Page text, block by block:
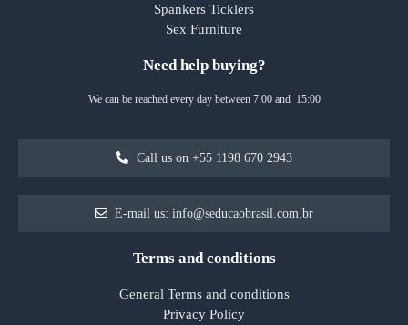
Spankers Ticklers
Sex Furniture
Need help buying?
We can be reached every day between 7:00 and 15:00
Call us on +55 1198 670 2943
E-mail us: info@seducaobrasil.com.br
Terms and conditions
General Terms and conditions
Privacy Policy